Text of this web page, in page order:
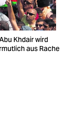
Khdair wird
aus Rache